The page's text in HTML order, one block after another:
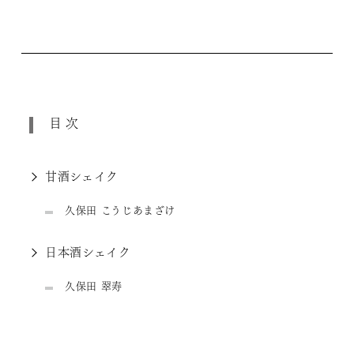
目次
甘酒シェイク
久保田 こうじあまざけ
日本酒シェイク
久保田 翠寿